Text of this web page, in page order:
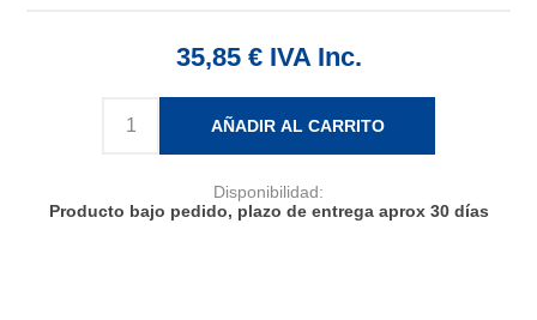
35,85 € IVA Inc.
AÑADIR AL CARRITO
Disponibilidad:
Producto bajo pedido, plazo de entrega aprox 30 días